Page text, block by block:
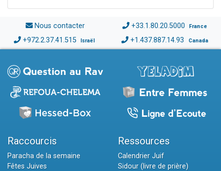
Nous contacter +33.1.80.20.5000 France
+972.2.37.41.515 Israël +1.437.887.14.93 Canada
Raccourcis
Paracha de la semaine
Fêtes Juives
Ressources
Calendrier Juif
Sidour (livre de prière)